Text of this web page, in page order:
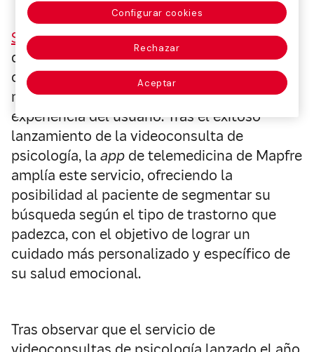
Savia, la plataforma de servicios de salud
digital de Mapfre, continúa avanzando en el
cuidado emocional de las personas, al
mismo tiempo que apuesta por la mejora de
experiencia del usuario. Tras el exitoso
lanzamiento de la videoconsulta de
psicología, la app de telemedicina de Mapfre
amplía este servicio, ofreciendo la
posibilidad al paciente de segmentar su
búsqueda según el tipo de trastorno que
padezca, con el objetivo de lograr un
cuidado más personalizado y específico de
su salud emocional.
Tras observar que el servicio de
Configurar cookies
Rechazar
Aceptar